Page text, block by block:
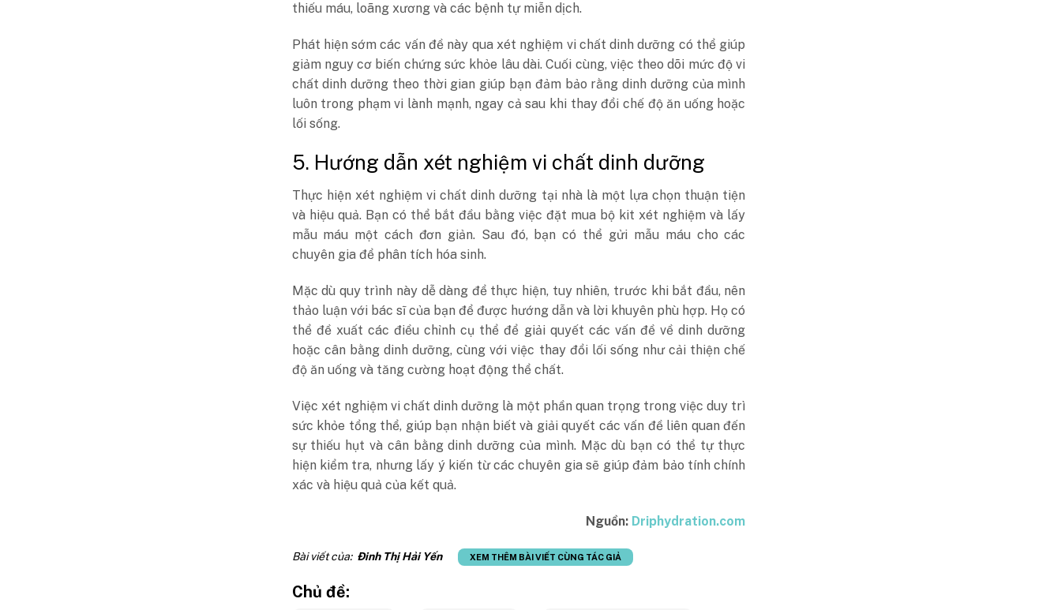
thiếu máu, loãng xương và các bệnh tự miễn dịch.
Phát hiện sớm các vấn đề này qua xét nghiệm vi chất dinh dưỡng có thể giúp
giảm nguy cơ biến chứng sức khỏe lâu dài. Cuối cùng, việc theo dõi mức độ vi
chất dinh dưỡng theo thời gian giúp bạn đảm bảo rằng dinh dưỡng của mình
luôn trong phạm vi lành mạnh, ngay cả sau khi thay đổi chế độ ăn uống hoặc
lối sống.
5. Hướng dẫn xét nghiệm vi chất dinh dưỡng
Thực hiện xét nghiệm vi chất dinh dưỡng tại nhà là một lựa chọn thuận tiện
và hiệu quả. Bạn có thể bắt đầu bằng việc đặt mua bộ kit xét nghiệm và lấy
mẫu máu một cách đơn giản. Sau đó, bạn có thể gửi mẫu máu cho các
chuyên gia để phân tích hóa sinh.
Mặc dù quy trình này dễ dàng để thực hiện, tuy nhiên, trước khi bắt đầu, nên
thảo luận với bác sĩ của bạn để được hướng dẫn và lời khuyên phù hợp. Họ có
thể đề xuất các điều chỉnh cụ thể để giải quyết các vấn đề về dinh dưỡng
hoặc cân bằng dinh dưỡng, cùng với việc thay đổi lối sống như cải thiện chế
độ ăn uống và tăng cường hoạt động thể chất.
Việc xét nghiệm vi chất dinh dưỡng là một phần quan trọng trong việc duy trì
sức khỏe tổng thể, giúp bạn nhận biết và giải quyết các vấn đề liên quan đến
sự thiếu hụt và cân bằng dinh dưỡng của mình. Mặc dù bạn có thể tự thực
hiện kiểm tra, nhưng lấy ý kiến từ các chuyên gia sẽ giúp đảm bảo tính chính
xác và hiệu quả của kết quả.
Nguồn: Driphydration.com
Bài viết của: Đinh Thị Hải Yến XEM THÊM BÀI VIẾT CÙNG TÁC GIẢ
Chủ đề: